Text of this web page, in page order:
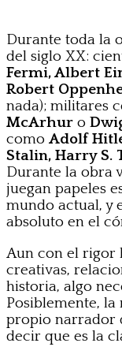
Durante toda la
del siglo XX:
Fermi, Albert
Robert
nada); militares
McArhur o
como Adolf
Stalin, Harry S.
Durante la obra
juegan papeles
mundo actual, y
absoluto en el
Aun con el rigor
creativas,
historia, algo
Posiblemente,
propio narrador
decir que es la